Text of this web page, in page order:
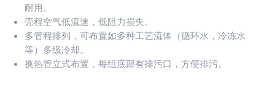
耐用。
壳程空气低流速，低阻力损失。
多管程排列，可布置如多种工艺流体（循环水，冷冻水
等）多级冷却。
换热管立式布置，每组底部有排污口，方便排污。